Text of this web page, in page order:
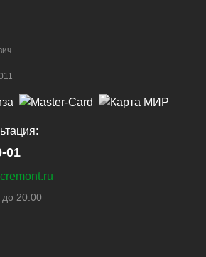
01
20:00